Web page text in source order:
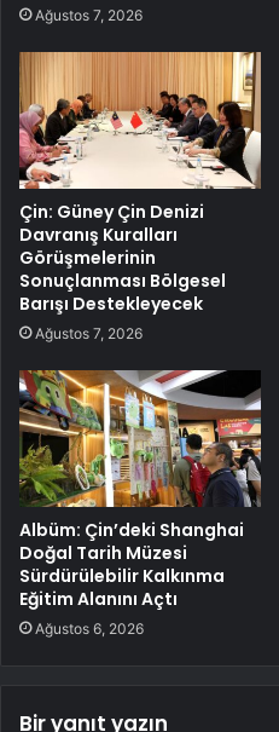
Ağustos 7, 2026
Çin: Güney Çin Denizi
Davranış Kuralları
Görüşmelerinin
Sonuçlanması Bölgesel
Barışı Destekleyecek
Ağustos 7, 2026
Albüm: Çin’deki Shanghai
Doğal Tarih Müzesi
Sürdürülebilir Kalkınma
Eğitim Alanını Açtı
Ağustos 6, 2026
Bir yanıt yazın